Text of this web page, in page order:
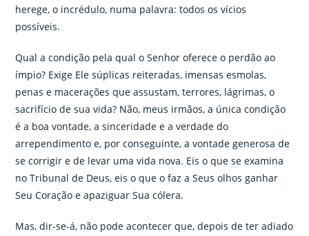
herege, o incrédulo, numa palavra: todos os vícios
possíveis.
Qual a condição pela qual o Senhor oferece o perdão ao
ímpio? Exige Ele súplicas reiteradas, imensas esmolas,
penas e macerações que assustam, terrores, lágrimas, o
sacrifício de sua vida? Não, meus irmãos, a única condição
é a boa vontade, a sinceridade e a verdade do
arrependimento e, por conseguinte, a vontade generosa de
se corrigir e de levar uma vida nova. Eis o que se examina
no Tribunal de Deus, eis o que o faz a Seus olhos ganhar
Seu Coração e apaziguar Sua cólera.
Mas, dir-se-á, não pode acontecer que, depois de ter adiado